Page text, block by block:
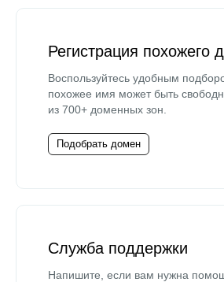
Регистрация похожего
Воспользуйтесь удобным
похожее имя может быть
из 700+ доменных зон.
Подобрать домен
Служба поддержки
Напишите, если вам нужна